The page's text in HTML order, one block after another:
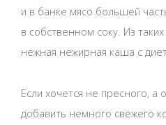
и в банке мясо большей
в собственном соку. Из
нежная нежирная каша с
Если хочется не пресного,
добавить немного свежего